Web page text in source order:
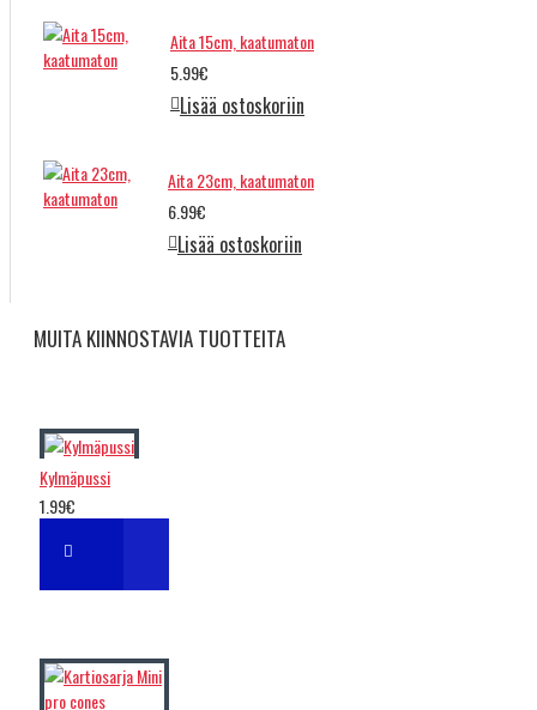
Aita 15cm, kaatumaton
5.99€
Lisää ostoskoriin
Aita 23cm, kaatumaton
6.99€
Lisää ostoskoriin
MUITA KIINNOSTAVIA TUOTTEITA
Kylmäpussi
1.99€